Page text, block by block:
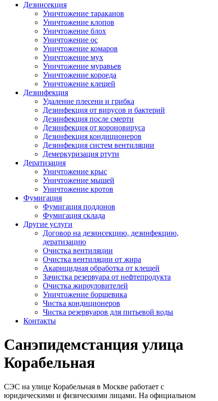
Дезинсекция
Уничтожение тараканов
Уничтожение клопов
Уничтожение блох
Уничтожение ос
Уничтожение комаров
Уничтожение мух
Уничтожение муравьев
Уничтожение короеда
Уничтожение клещей
Дезинфекция
Удаление плесени и грибка
Дезинфекция от вирусов и бактерий
Дезинфекция после смерти
Дезинфекция от короновируса
Дезинфекция кондиционеров
Дезинфекция систем вентиляции
Демеркуризация ртути
Дератизация
Уничтожение крыс
Уничтожение мышей
Уничтожение кротов
Фумигация
Фумигация поддонов
Фумигация склада
Другие услуги
Договор на дезинсекцию, дезинфекцию,
дератизацию
Очистка вентиляции
Очистка вентиляции от жира
Акарицидная обработка от клещей
Зачистка резервуара от нефтепродукта
Очистка жироуловителей
Уничтожение борщевика
Чистка кондиционеров
Чистка резервуаров для питьевой воды
Контакты
Санэпидемстанция улица
Корабельная
СЭС на улице Корабельная в Москве работает с
юридическими и физическими лицами. На официальном